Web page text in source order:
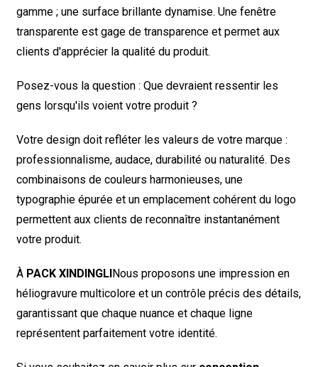
gamme ; une surface brillante dynamise. Une fenêtre
transparente est gage de transparence et permet aux
clients d'apprécier la qualité du produit.
Posez-vous la question : Que devraient ressentir les
gens lorsqu'ils voient votre produit ?
Votre design doit refléter les valeurs de votre marque :
professionnalisme, audace, durabilité ou naturalité. Des
combinaisons de couleurs harmonieuses, une
typographie épurée et un emplacement cohérent du logo
permettent aux clients de reconnaître instantanément
votre produit.
À PACK XINDINGLINous proposons une impression en
héliogravure multicolore et un contrôle précis des détails,
garantissant que chaque nuance et chaque ligne
représentent parfaitement votre identité.